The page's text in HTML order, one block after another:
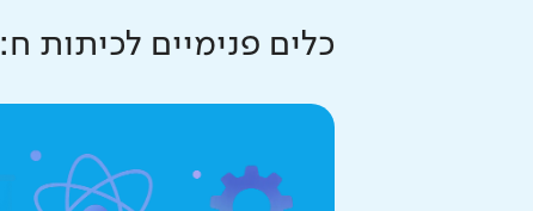
כלים פנימיים לכיתות ח: